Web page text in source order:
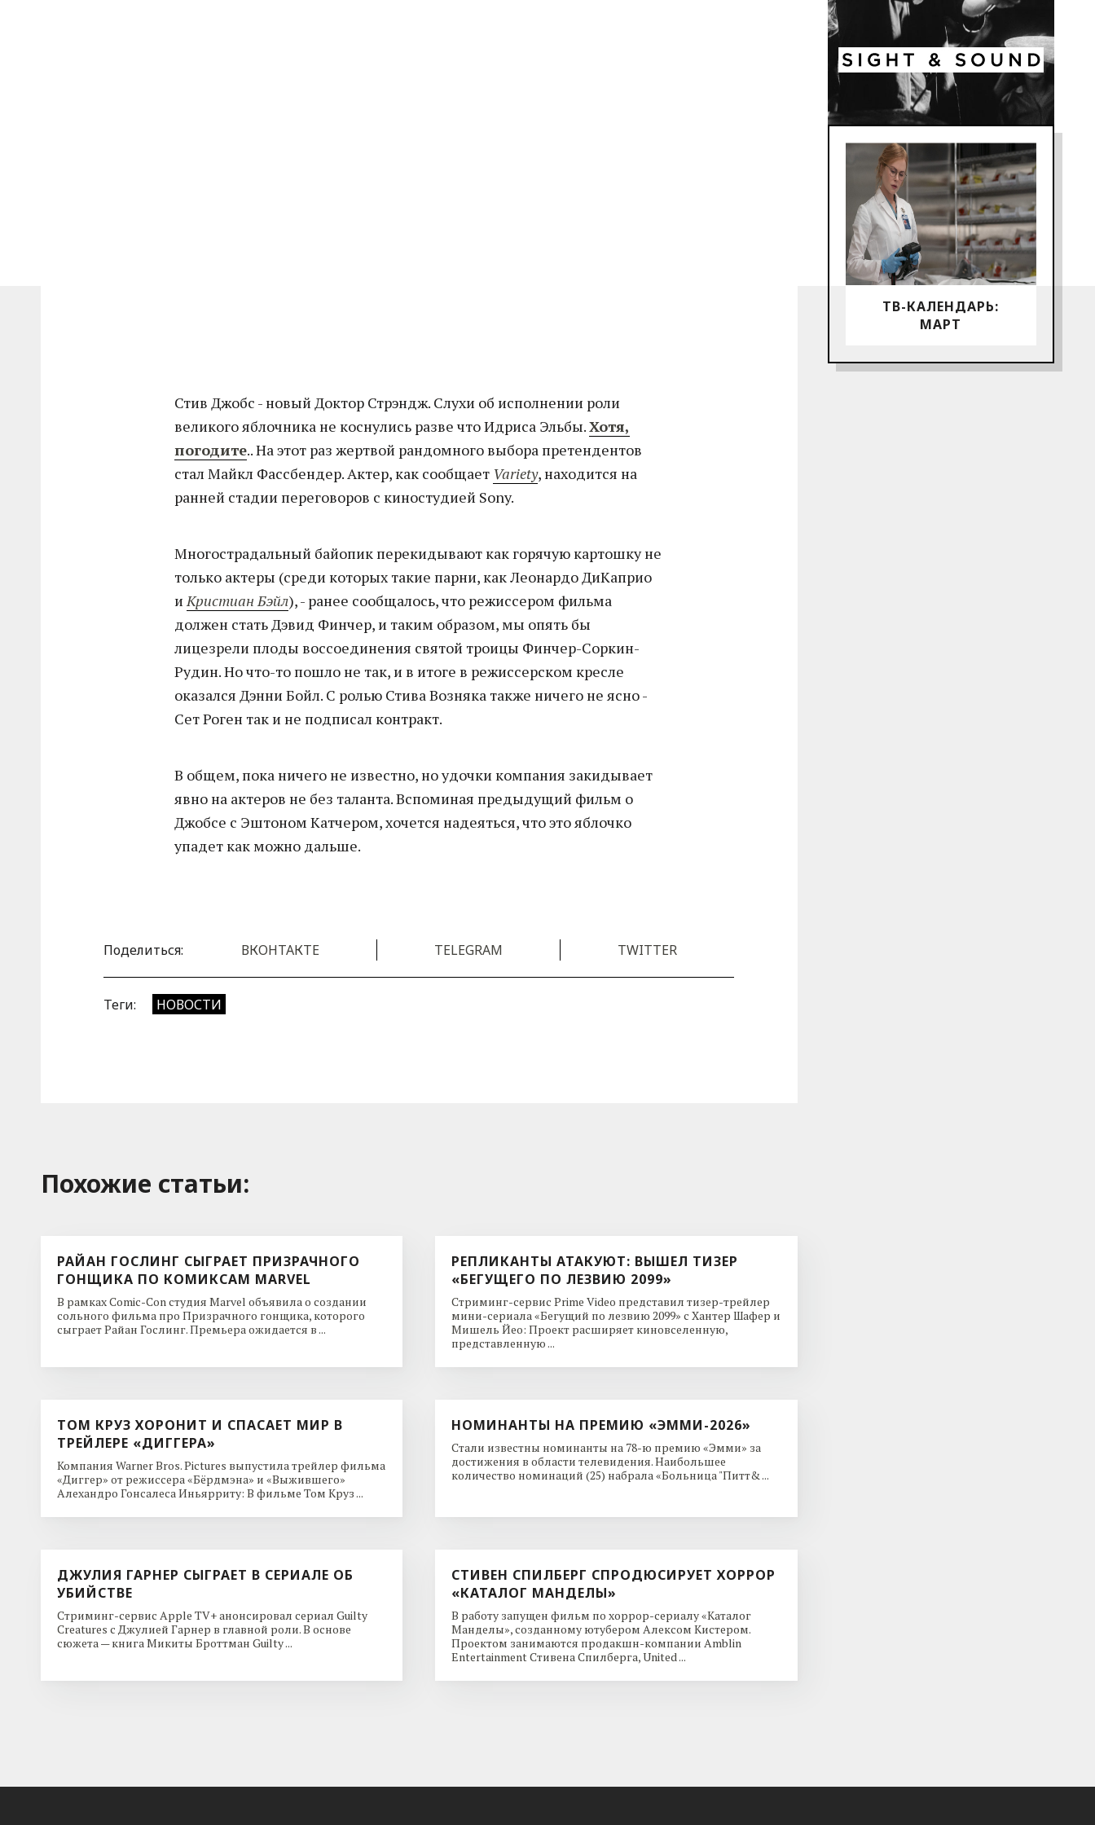
ТВ-КАЛЕНДАРЬ:
МАРТ
Стив Джобс - новый Доктор Стрэндж. Слухи об исполнении роли
великого яблочника не коснулись разве что Идриса Эльбы.Хотя,
погодите.. На этот раз жертвой рандомного выбора претендентов
стал Майкл Фассбендер. Актер, как сообщает Variety, находится на
ранней стадии переговоров с киностудией Sony.
Многострадальный байопик перекидывают как горячую картошку не
только актеры (среди которых такие парни, как Леонардо ДиКаприо
иКристиан Бэйл), - ранее сообщалось, что режиссером фильма
должен стать Дэвид Финчер, и таким образом, мы опять бы
лицезрели плоды воссоединения святой троицы Финчер-Соркин-
Рудин. Но что-то пошло не так, и в итоге в режиссерском кресле
оказался Дэнни Бойл. С ролью Стива Возняка также ничего не ясно -
Сет Роген так и не подписал контракт.
В общем, пока ничего не известно, но удочки компания закидывает
явно на актеров не без таланта. Вспоминая предыдущий фильм о
Джобсе с Эштоном Катчером, хочется надеяться, что это яблочко
упадет как можно дальше.
Поделиться: ВКОНТАКТЕ TELEGRAM TWITTER
Теги: НОВОСТИ
Похожие cтатьи:
РАЙАН ГОСЛИНГ СЫГРАЕТ ПРИЗРАЧНОГО
ГОНЩИКА ПО КОМИКСАМ MARVEL
В рамках Comic-Con студия Marvel объявила о создании
сольного фильма про Призрачного гонщика, которого
сыграет Райан Гослинг. Премьера ожидается в ...
РЕПЛИКАНТЫ АТАКУЮТ: ВЫШЕЛ ТИЗЕР
«БЕГУЩЕГО ПО ЛЕЗВИЮ 2099»
Стриминг-сервис Prime Video представил тизер-трейлер
мини-сериала «Бегущий по лезвию 2099» с Хантер Шафер и
Мишель Йео: Проект расширяет киновселенную,
представленную ...
ТОМ КРУЗ ХОРОНИТ И СПАСАЕТ МИР В
ТРЕЙЛЕРЕ «ДИГГЕРА»
Компания Warner Bros. Pictures выпустила трейлер фильма
«Диггер» от режиссера «Бёрдмэна» и «Выжившего»
Алехандро Гонсалеса Иньярриту: В фильме Том Круз ...
НОМИНАНТЫ НА ПРЕМИЮ «ЭММИ-2026»
Стали известны номинанты на 78-ю премию «Эмми» за
достижения в области телевидения. Наибольшее
количество номинаций (25) набрала «Больница "Питт& ...
ДЖУЛИЯ ГАРНЕР СЫГРАЕТ В СЕРИАЛЕ ОБ
УБИЙСТВЕ
Стриминг-сервис Apple TV+ анонсировал сериал Guilty
Creatures с Джулией Гарнер в главной роли. В основе
сюжета — книга Микиты Броттман Guilty ...
СТИВЕН СПИЛБЕРГ СПРОДЮСИРУЕТ ХОРРОР
«КАТАЛОГ МАНДЕЛЫ»
В работу запущен фильм по хоррор-сериалу «Каталог
Манделы», созданному ютубером Алексом Кистером.
Проектом занимаются продакшн-компании Amblin
Entertainment Стивена Спилберга, United ...